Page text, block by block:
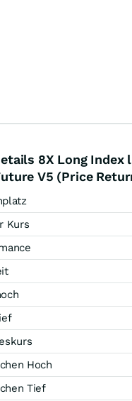
8X Long Index
V5 (Price
Kurs
Hoch
Tief